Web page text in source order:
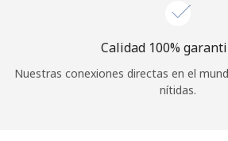
Calidad 100%
Nuestras conexiones directas en el
nítidas.